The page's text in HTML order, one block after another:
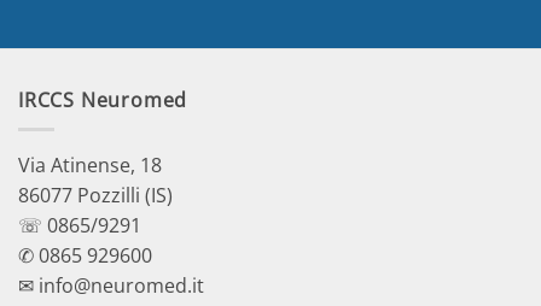
IRCCS Neuromed
Via Atinense, 18
86077 Pozzilli (IS)
☏ 0865/9291
✆ 0865 929600
✉ info@neuromed.it